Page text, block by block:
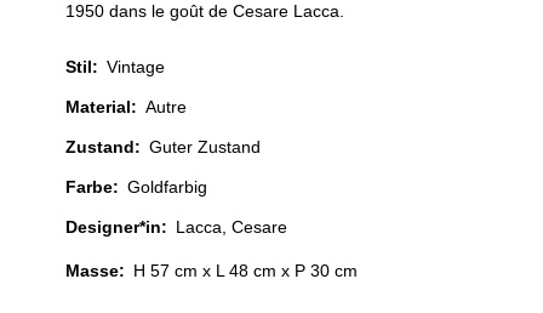
1950 dans le goût de Cesare Lacca.
Stil: Vintage
Material: Autre
Zustand: Guter Zustand
Farbe: Goldfarbig
Designer*in: Lacca, Cesare
Masse: H 57 cm x L 48 cm x P 30 cm